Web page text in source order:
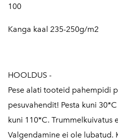
100
Kanga kaal 235-250g/m2
HOOLDUS -
Pese alati tooteid pahempidi
pesuvahendit! Pesta kuni
kuni 110*C. Trummelkuivatus
Valgendamine ei ole lubatud.